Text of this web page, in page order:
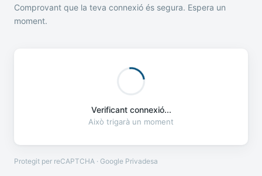
Comprovant que la teva connexió és segura. Espera un
moment.
Verificant connexió...
Això trigarà un moment
Protegit per reCAPTCHA · Google Privadesa